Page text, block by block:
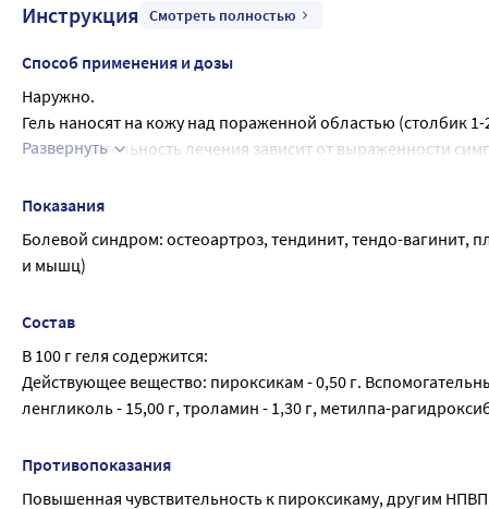
Инструкция Смотреть полностью
Способ применения и дозы
Наружно.
Гель наносят на кожу над пораженной областью (столбик
Продолжительность лечения зависит от выраженности
Продолжительность лечения не должна превышать 2 недель.
Развернуть
Показания
Болевой синдром: остеоартроз, тендинит, тендо-
и мышц)
Состав
В 100 г геля содержится:
Действующее вещество: пироксикам - 0,50 г.
ленгликоль - 15,00 г, троламин - 1,30 г, метилпа-
Противопоказания
Повышенная чувствительность к пироксикаму, другим